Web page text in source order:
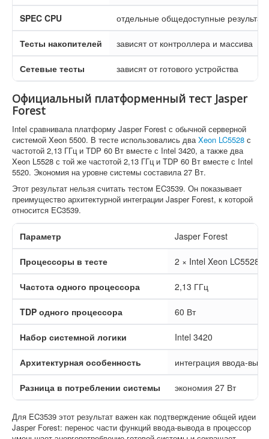
SPEC CPU отдельные общедоступные
Тесты накопителей зависят от контроллера и массива
Сетевые тесты зависят от готового устройства
Официальный платформенный тест Jasper
Forest
Intel сравнивала платформу Jasper Forest с обычной серверной
системой Xeon 5500. В тесте использовались дваXeon LC5528 с
частотой 2,13 ГГц и TDP 60 Вт вместе с Intel 3420, а также два
Xeon L5528 с той же частотой 2,13 ГГц и TDP 60 Вт вместе с Intel
5520. Экономия на уровне системы составила 27 Вт.
Этот результат нельзя считать тестом EC3539. Он показывает
преимущество архитектурной интеграции Jasper Forest, к которой
относится EC3539.
Параметр Jasper Forest
Процессоры в тесте 2 × Intel Xeon LC5528
Частота одного процессора 2,13 ГГц
TDP одного процессора 60 Вт
Набор системной логики Intel 3420
Архитектурная особенность интеграция ввода-
Разница в потреблении системы экономия 27 Вт
Для EC3539 этот результат важен как подтверждение общей идеи
Jasper Forest: перенос части функций ввода-вывода в процессор